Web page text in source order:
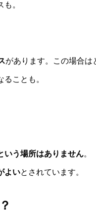
。
があります。この場合は
ことも。
いう場所はありません。
よいとされています。